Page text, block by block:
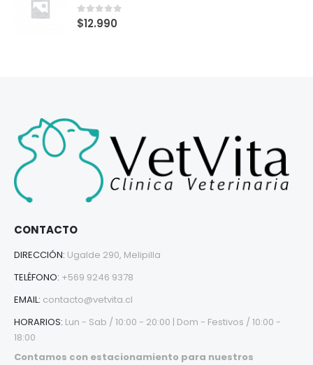
0out of 5
$12.990
CONTACTO
DIRECCIÓN: Ugalde 290, Melipilla
TELÉFONO: +569 9246 9378
EMAIL: contacto@vetvita.cl
HORARIOS: Lun - Sab / 10:00 - 20:00 | Dom - Festivos / 10:00 -
18:00
Contamos con estacionamiento para nuestros